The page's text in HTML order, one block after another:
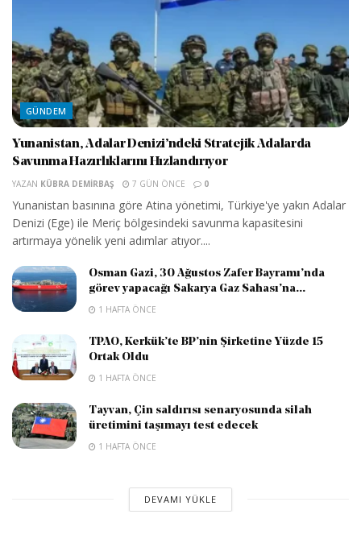
GÜNDEM
Yunanistan, Adalar Denizi’ndeki Stratejik Adalarda
Savunma Hazırlıklarını Hızlandırıyor
YAZAN KÜBRA DEMIRBAŞ 7 GÜN ÖNCE 0
Yunanistan basınına göre Atina yönetimi, Türkiye'ye yakın Adalar
Denizi (Ege) ile Meriç bölgesindeki savunma kapasitesini
artırmaya yönelik yeni adımlar atıyor....
Osman Gazi, 30 Ağustos Zafer Bayramı’nda
görev yapacağı Sakarya Gaz Sahası’na...
1 HAFTA ÖNCE
TPAO, Kerkük’te BP’nin Şirketine Yüzde 15
Ortak Oldu
1 HAFTA ÖNCE
Tayvan, Çin saldırısı senaryosunda silah
üretimini taşımayı test edecek
1 HAFTA ÖNCE
DEVAMI YÜKLE